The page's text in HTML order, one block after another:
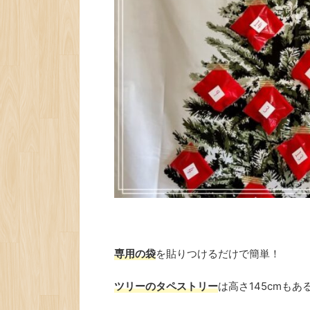
専用の袋を貼りつけるだけで簡単！
ツリーのタペストリーは高さ145cmもあ